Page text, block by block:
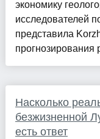
экономику
исследователей
представила
прогнозирования
Насколько
безжизненной
есть ответ